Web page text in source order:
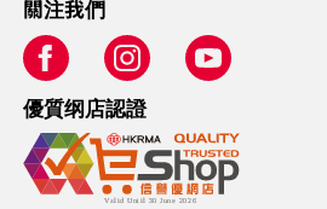
關注我們
優質纲店認證